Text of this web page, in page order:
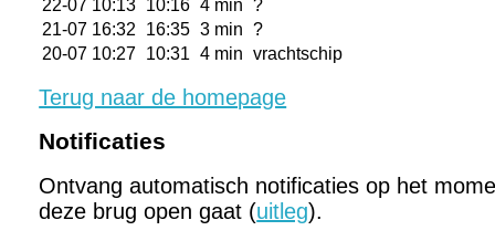
22-07 10:13 10:16 4 min
?
21-07 16:32
16:35 3 min
?
20-07 10:27 10:31 4 min vrachtschip
Terug naar de homepage
Notificaties
Ontvang automatisch notificaties op het
deze brug open gaat (uitleg).